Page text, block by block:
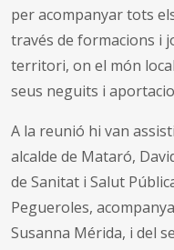
per acompanyar tots
través de formacions i
territori, on el món
seus neguits i
A la reunió hi van
alcalde de Mataró,
de Sanitat i Salut
Pegueroles,
Susanna Mérida, i del